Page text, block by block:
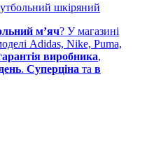
м’яч? У магазині
Adidas, Nike, Puma,
виробника,
. Суперціна та в